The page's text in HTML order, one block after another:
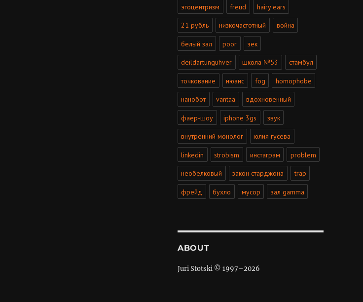
эгоцентризм freud hairy ears
21 рубль низкочастотный война
белый зал poor зек
deildartunguhver школа №53 стамбул
точкование нюанс fog homophobe
нанобот vantaa вдохновенный
фаер-шоу iphone 3gs звук
внутренний монолог юлия гусева
linkedin strobism инстаграм problem
необелковый закон старджона trap
фрейд бухло мусор зал gamma
ABOUT
Juri Stotski © 1997–2026